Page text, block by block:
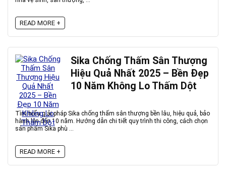
READ MORE +
Sika Chống Thấm Sân Thượng
Hiệu Quả Nhất 2025 – Bền Đẹp
10 Năm Không Lo Thấm Dột
Tìm hiểu giải pháp Sika chống thấm sân thượng bền lâu, hiệu quả, bảo
hành lên đến 10 năm. Hướng dẫn chi tiết quy trình thi công, cách chọn
sản phẩm Sika phù ...
READ MORE +